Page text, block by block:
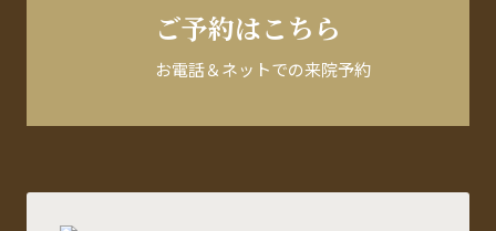
ご予約はこちら
お電話＆ネットでの来院予約